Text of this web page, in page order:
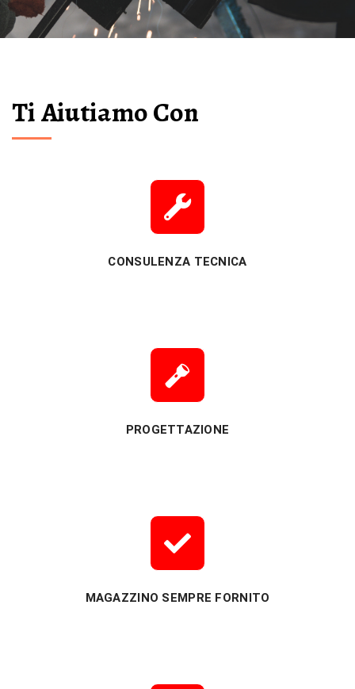
Ti Aiutiamo Con
CONSULENZA TECNICA
PROGETTAZIONE
MAGAZZINO SEMPRE FORNITO